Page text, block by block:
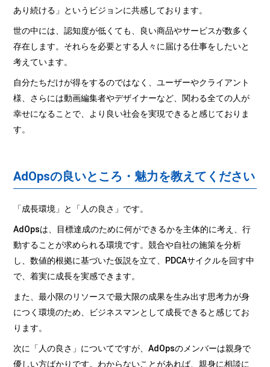
あり続ける」というビジョンに共感しております。
世の中には、認知度が低くても、良い商品やサービスが数多く
存在します。それらを必要とする人々に届ける仕事をしたいと
考えています。
自分たちだけが得をするのではなく、ユーザーやクライアント
様、さらには動画編集者やデザイナーなど、関わる全ての人が
幸せになることで、より良い社会を実現できると感じておりま
す。
AdOpsの良いところ・魅力を教えてください
「成長環境」と「人の良さ」です。
AdOpsは、目標達成のために何ができるかを主体的に考え、行
動することが求められる環境です。競合や自社の施策を分析
し、数値的根拠に基づいた仮説を立て、PDCAサイクルを回す中
で、着実に成長を実感できます。
また、最小限のリソースで最大限の成果を生み出す思考力が身
につく環境のため、ビジネスマンとして成長できると感じてお
ります。
次に「人の良さ」についてですが、AdOpsのメンバーは親身で
優しい方ばかりです。わからないことがあれば、親身に相談に